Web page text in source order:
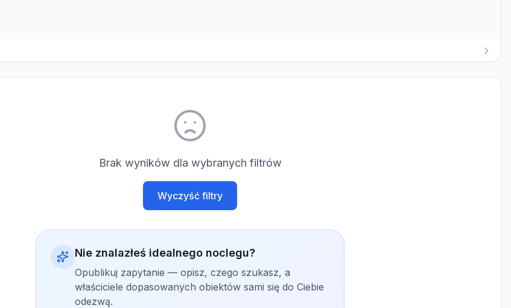
Brak wyników dla wybranych filtrów
Wyczyść filtry
Nie znalazłeś idealnego noclegu?
Opublikuj zapytanie — opisz, czego szukasz, a
właściciele dopasowanych obiektów sami się do Ciebie
odezwą.